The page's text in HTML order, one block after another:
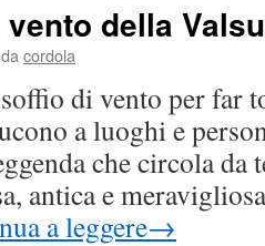
(Ël
ròch
della
da cordola
di vento per far
a luoghi e
che circola
antica e
a leggere→